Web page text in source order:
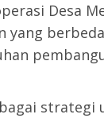
Desa
yang
strategi